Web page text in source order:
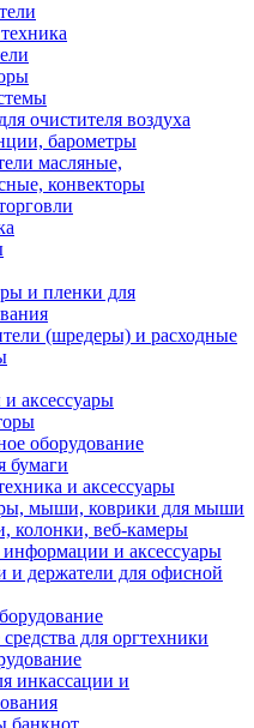
очистителя воздуха
барометры
масляные,
конвекторы
и пленки для
(шредеры) и расходные
аксессуары
оборудование
бумаги
и аксессуары
мыши, коврики для мыши
колонки, веб-камеры
и аксессуары
и держатели для офисной
для оргтехники
инкассации и